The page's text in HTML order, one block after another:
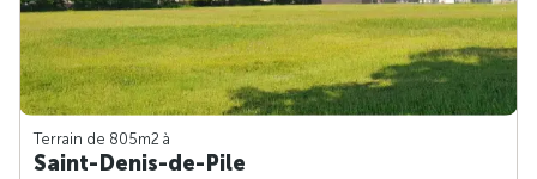
Terrain de 805m2 à
Saint-Denis-de-Pile